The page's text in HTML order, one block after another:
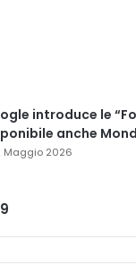
introduce le
anche
Maggio 2026